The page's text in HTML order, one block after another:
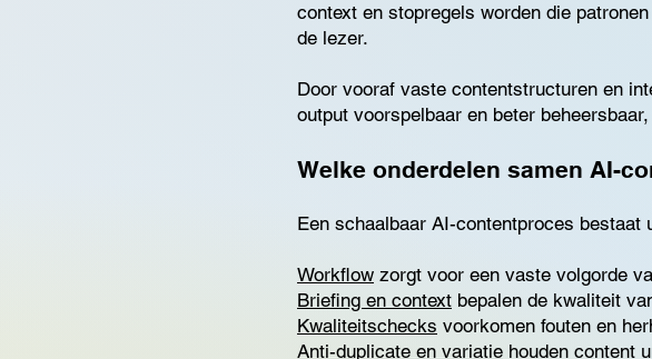
context en stopregels worden die
de lezer.
Door vooraf vaste contentstructuren en
output voorspelbaar en beter
Welke onderdelen samen AI-
Een schaalbaar AI-contentproces bestaat
Workflow zorgt voor een vaste volgorde
Briefing en context bepalen de kwaliteit
Kwaliteitschecks voorkomen fouten en
Anti-duplicate en variatie houden content